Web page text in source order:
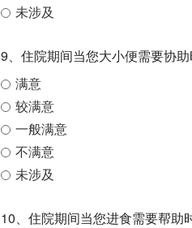
未涉及
9、住院期间当您大小便需要协
满意
较满意
一般满意
不满意
未涉及
10、住院期间当您进食需要帮助